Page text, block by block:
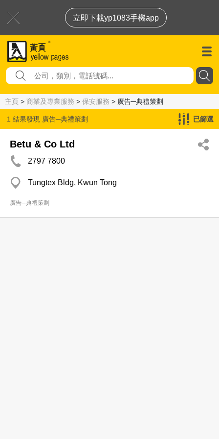
立即下載yp1083手機app
主頁 > 商業及專業服務 > 保安服務 > 廣告─典禮策劃
1 結果發現 廣告─典禮策劃 已篩選
Betu & Co Ltd
2797 7800
Tungtex Bldg, Kwun Tong
廣告─典禮策劃